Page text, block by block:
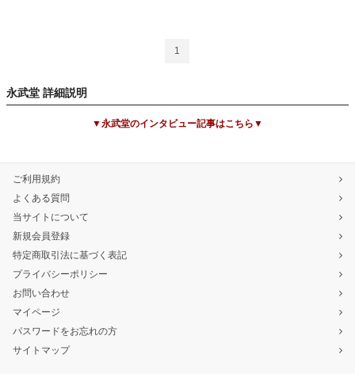
1
永武堂 詳細説明
▼永武堂のインタビュー記事はこちら▼
ご利用規約
よくある質問
当サイトについて
新規会員登録
特定商取引法に基づく表記
プライバシーポリシー
お問い合わせ
マイページ
パスワードをお忘れの方
サイトマップ